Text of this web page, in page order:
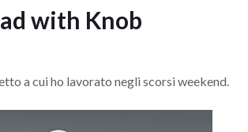
with Knob
a cui ho lavorato negli scorsi weekend.